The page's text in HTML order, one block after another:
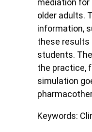
mediation for
older adults.
information,
these results
students.
the practice,
simulation
Keywords: